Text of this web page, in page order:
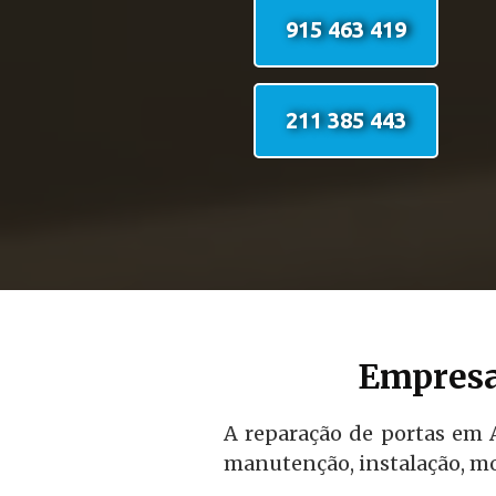
915 463 419
211 385 443
A reparação de portas em
manutenção, instalação,